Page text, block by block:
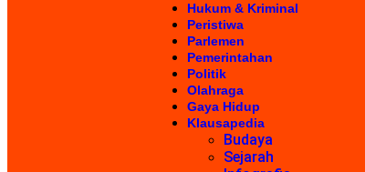
Hukum & Kriminal
Peristiwa
Parlemen
Pemerintahan
Politik
Olahraga
Gaya Hidup
Klausapedia
Budaya
Sejarah